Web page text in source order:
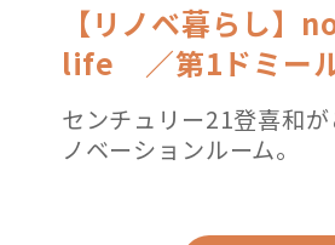
【リノベ暮らし】
life ／第1ドミー
センチュリー21登喜和
ノベーションルーム。